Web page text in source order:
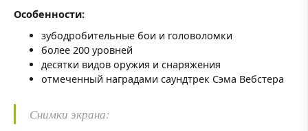
Особенности:
зубодробительные бои и головоломки
более 200 уровней
десятки видов оружия и снаряжения
отмеченный наградами саундтрек Сэма Вебстера
Снимки экрана: